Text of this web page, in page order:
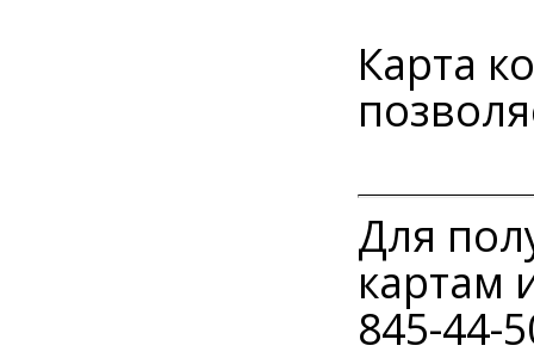
Карта
Для
картам
845-44-